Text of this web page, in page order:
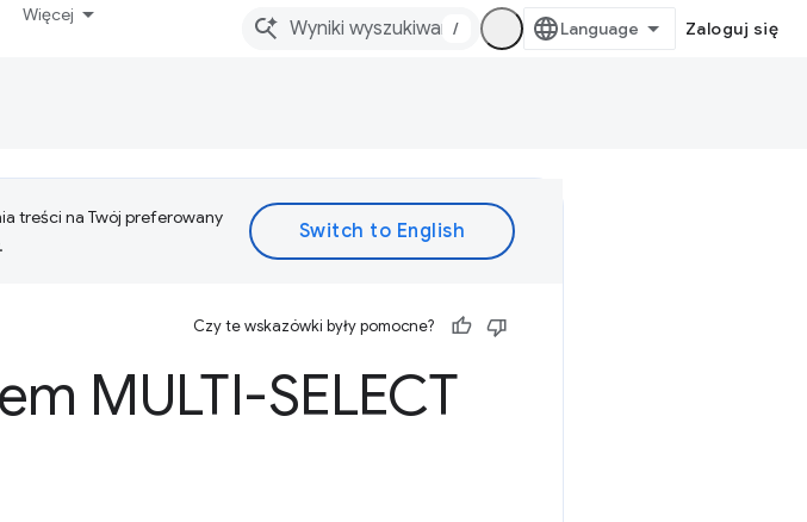
Więcej
/ Zaloguj się
treści na Twój preferowany
Czy te wskazówki były pomocne?
MULTI-SELECT